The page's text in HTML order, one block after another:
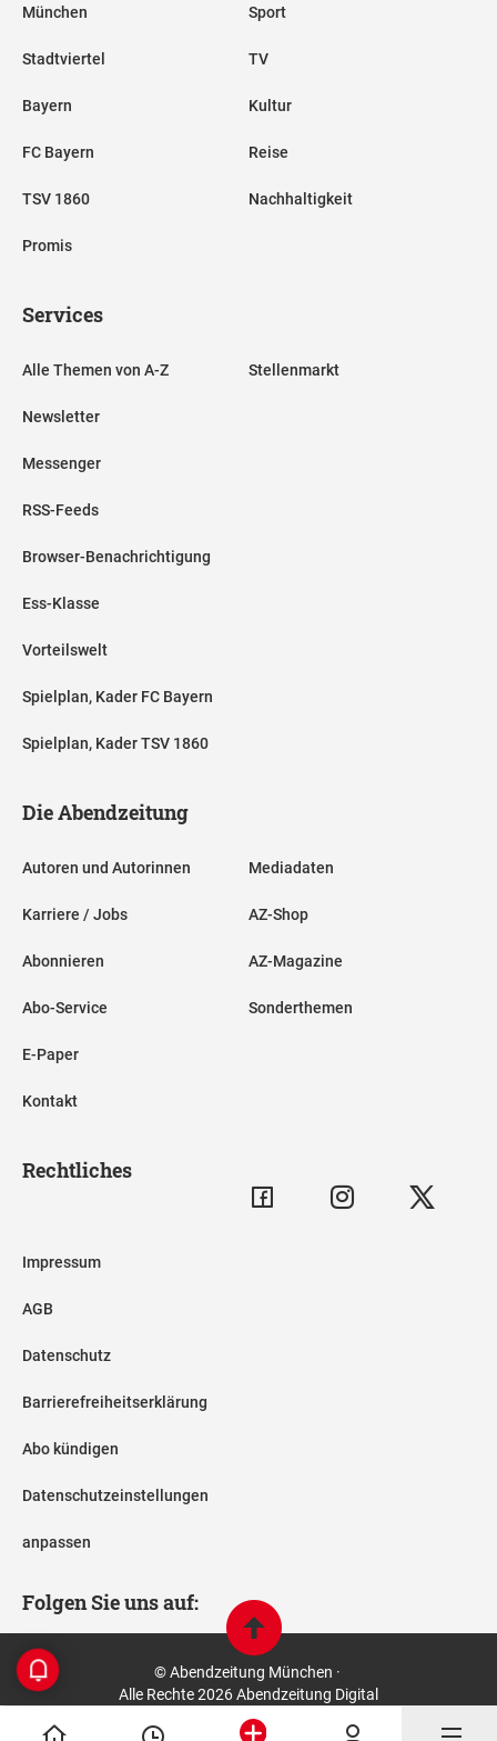
München
Stadtviertel
Bayern
FC Bayern
TSV 1860
Promis
Sport
TV
Kultur
Reise
Nachhaltigkeit
Services
Alle Themen von A-Z
Newsletter
Messenger
RSS-Feeds
Browser-Benachrichtigung
Ess-Klasse
Vorteilswelt
Spielplan, Kader FC Bayern
Spielplan, Kader TSV 1860
Stellenmarkt
Die Abendzeitung
Autoren und Autorinnen
Karriere / Jobs
Abonnieren
Abo-Service
E-Paper
Kontakt
Mediadaten
AZ-Shop
AZ-Magazine
Sonderthemen
Rechtliches
Impressum
AGB
Datenschutz
Barrierefreiheitserklärung
Abo kündigen
Datenschutzeinstellungen
anpassen
Folgen Sie uns auf:
© Abendzeitung München ·
Alle Rechte 2026 Abendzeitung Digital